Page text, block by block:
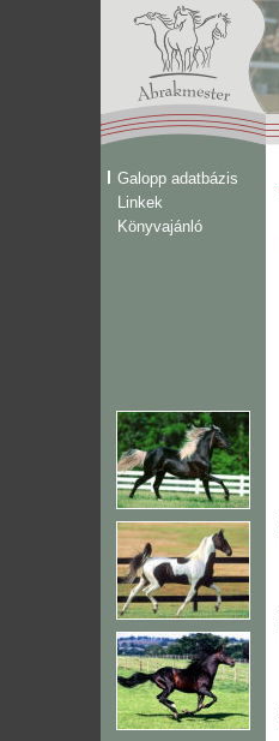
Galopp adatbázis
Linkek
Könyvajánló